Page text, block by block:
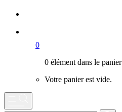
0
0 élément dans le panier
Votre panier est vide.